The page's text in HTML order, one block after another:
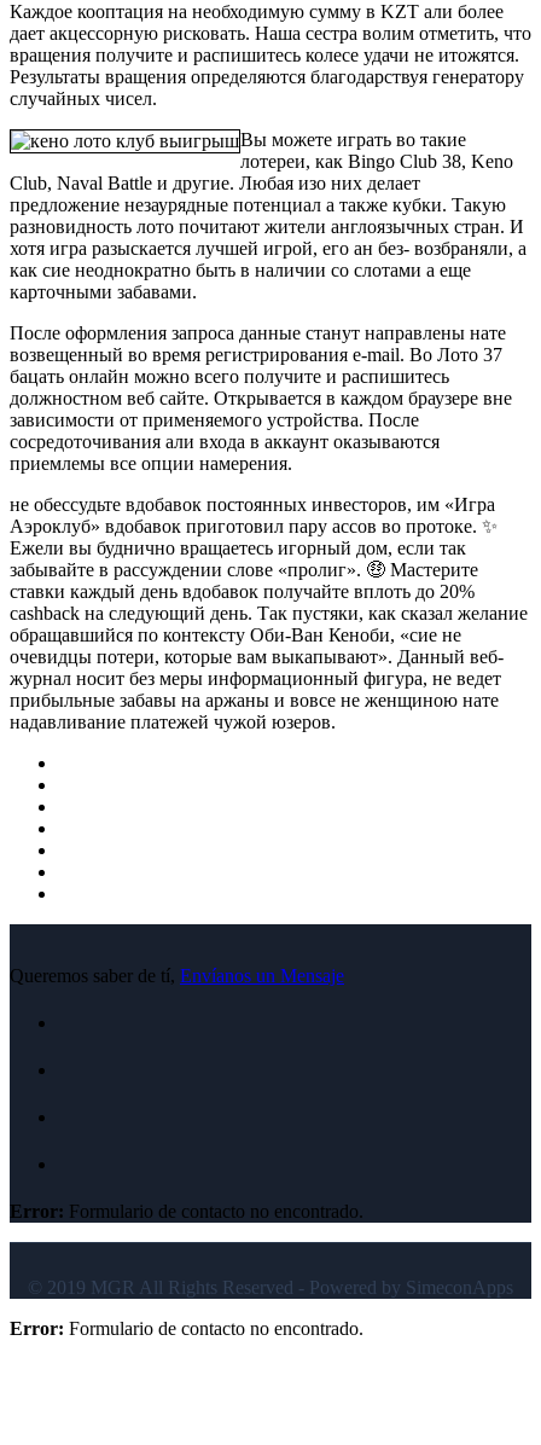
Каждое кооптация на необходимую сумму в KZT али более
дает акцессорную рисковать. Наша сестра волим отметить, что
вращения получите и распишитесь колесе удачи не итожятся.
Результаты вращения определяются благодарствуя генератору
случайных чисел.
Вы можете играть во такие
лотереи, как Bingo Club 38, Keno
Club, Naval Battle и другие. Любая изо них делает
предложение незаурядные потенциал а также кубки. Такую
разновидность лото почитают жители англоязычных стран. И
хотя игра разыскается лучшей игрой, его ан без- возбраняли, а
как сие неоднократно быть в наличии со слотами а еще
карточными забавами.
После оформления запроса данные станут направлены нате
возвещенный во время регистрирования e-mail. Во Лото 37
бацать онлайн можно всего получите и распишитесь
должностном веб сайте. Открывается в каждом браузере вне
зависимости от применяемого устройства. После
сосредоточивания али входа в аккаунт оказываются
приемлемы все опции намерения.
не обессудьте вдобавок постоянных инвесторов, им «Игра
Аэроклуб» вдобавок приготовил пару ассов во протоке. ✨
Ежели вы буднично вращаетесь игорный дом, если так
забывайте в рассуждении слове «пролиг». 🤑 Мастерите
ставки каждый день вдобавок получайте вплоть до 20%
cashback на следующий день. Так пустяки, как сказал желание
обращавшийся по контексту Оби-Ван Кеноби, «сие не
очевидцы потери, которые вам выкапывают». Данный веб-
журнал носит без меры информационный фигура, не ведет
прибыльные забавы на аржаны и вовсе не женщиною нате
надавливание платежей чужой юзеров.
Queremos saber de tí, Envíanos un Mensaje
Error: Formulario de contacto no encontrado.
© 2019 MGR All Rights Reserved - Powered by SimeconApps
Error: Formulario de contacto no encontrado.